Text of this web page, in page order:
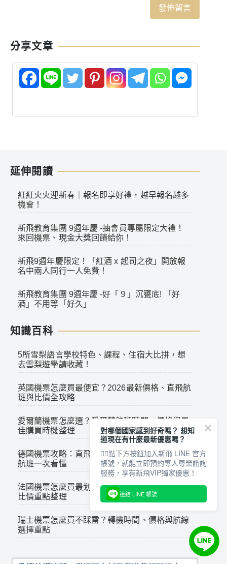
分享文章
延伸閱讀
紅紅火火迎新春｜報名即享好禮，越早報名越多
機會！
新飛教育集團 9週年慶 -抽會員專屬限定大禮！
來回機票、現金大獎回饋給你！
新飛9週年慶限定！「紅酒 x 起司之夜」開放報
名中兩人同行一人免費！
新飛教育集團 9週年慶 -好「９」沉甕底! 「好
酒」不用等「好久」
知識百科
5所雪梨語言學校特色、課程、住宿大比拼，想
去雪梨遊學請收藏！
英國機票怎麼買最便宜？2026最新價格、直飛航
班與比價全攻略
愛爾蘭機票怎麼選？愛爾蘭航班時間、價格與最
佳購買時機整理
德國機票攻略：直飛與轉機差在哪？2026價格與
航班一次看懂
法國機票怎麼買最划算？直飛航班、轉機路線與
比價重點整理
瑞士機票怎麼買不踩雷？轉機時間、價格與航線
選擇重點
對哪個國家感到好奇嗎？ 想知
道現在有什麼最新優惠嗎？
👇🏻點下方按鈕加入新飛 LINE 官方
帳號，就能立即預約專人尊榮諮詢
服務，享有新飛VIP獨家優惠！
連結 LINE 帳號